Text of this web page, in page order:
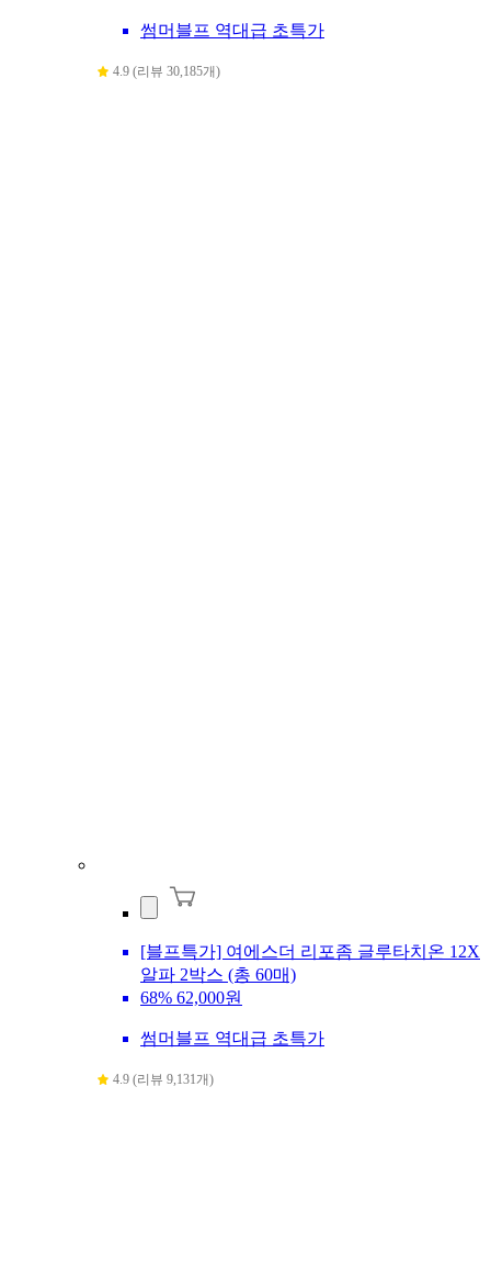
썸머블프 역대급 초특가
4.9 (리뷰 30,185개)
[블프특가] 여에스더 리포좀 글루타치온 12X
알파 2박스 (총 60매)
68% 62,000원
썸머블프 역대급 초특가
4.9 (리뷰 9,131개)